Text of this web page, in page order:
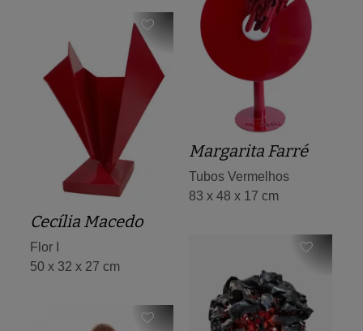
Margarita Farré
Tubos Vermelhos
83 x 48 x 17 cm
Cecília Macedo
Flor I
50 x 32 x 27 cm